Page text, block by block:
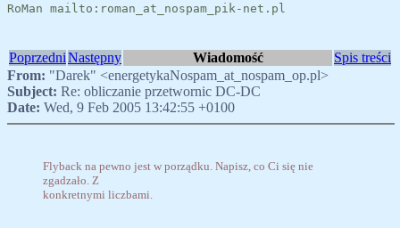
RoMan mailto:roman_at_nospam_pik-net.pl
PoprzedniNastępny Wiadomość
Spis treści
From: "Darek" <energetykaNospam_at_nospam_op.pl>
Subject: Re: obliczanie przetwornic DC-DC
Date: Wed, 9 Feb 2005 13:42:55 +0100
Flyback na pewno jest w porządku. Napisz, co Ci się nie
zgadzało. Z
konkretnymi liczbami.